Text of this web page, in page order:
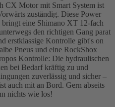
CX Motor mit Smart System ist
zuständig. Diese Power
eine Shimano XT 12-fach
den richtigen Gang parat
erstklassige Kontrolle gibt's on
Pneus und eine RockShox
Kontrolle: Die hydraulischen
bei Bedarf kräftig zu und
zuverlässig und sicher –
auch mit an Bord. Gern abseits
nichts wie los!